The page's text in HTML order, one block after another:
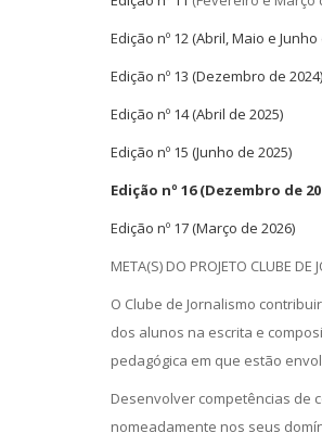
Edição nº 12 (Abril, Maio e Junho
Edição nº 13 (Dezembro de 2024)
Edição nº 14 (Abril de 2025)
Edição nº 15 (Junho de 2025)
Edição nº 16 (Dezembro de
Edição nº 17 (Março de 2026)
META(S) DO PROJETO CLUBE DE
O Clube de Jornalismo
dos alunos na escrita e
pedagógica em que estão
Desenvolver competências de
nomeadamente nos seus